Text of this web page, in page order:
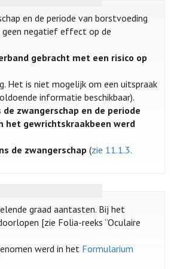
en de periode van borstvoeding
geen negatief effect op de
gebracht met een risico op
Het is niet mogelijk om een uitspraak
informatie beschikbaar).
zwangerschap en de periode
het gewrichtskraakbeen werd
de zwangerschap(zie 11.1.3.
graad aantasten. Bij het
[zie Folia-reeks “Oculaire
werd in het Formularium